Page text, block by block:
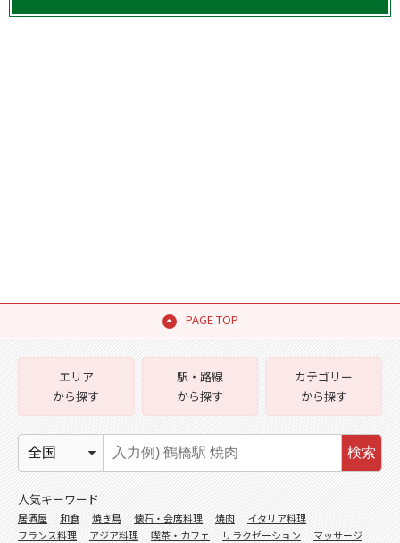
PAGE TOP
エリア
から探す
駅・路線
から探す
カテゴリー
から探す
検索
人気キーワード
居酒屋 和食 焼き鳥 懐石・会席料理 焼肉
イタリア料理
フランス料理
アジア料理 喫茶・カフェ リラクゼーション
マッサージ